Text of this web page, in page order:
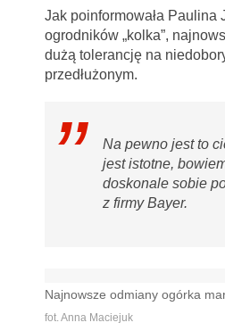
Jak poinformowała
ogrodników „kolka”,
dużą tolerancję na
przedłużonym.
Na pewno jest to
jest istotne,
doskonale sobie
z firmy Bayer.
Najnowsze odmiany ogórka
fot. Anna Maciejuk